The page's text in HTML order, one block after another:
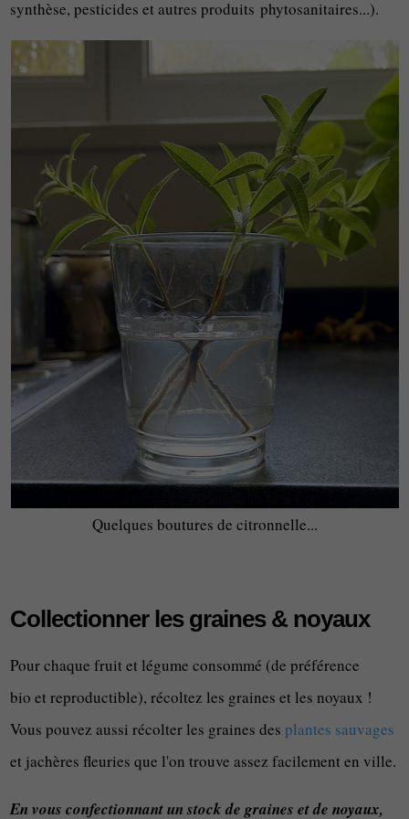
synthèse, pesticides et autres produits phytosanitaires...).
Quelques boutures de citronnelle...
Collectionner les graines & noyaux
Pour chaque fruit et légume consommé (de préférence
bio et reproductible), récoltez les graines et les noyaux !
Vous pouvez aussi récolter les graines desplantes sauvages
et jachères fleuries que l'on trouve assez facilement en ville.
En vous confectionnant un stock de graines et de noyaux,